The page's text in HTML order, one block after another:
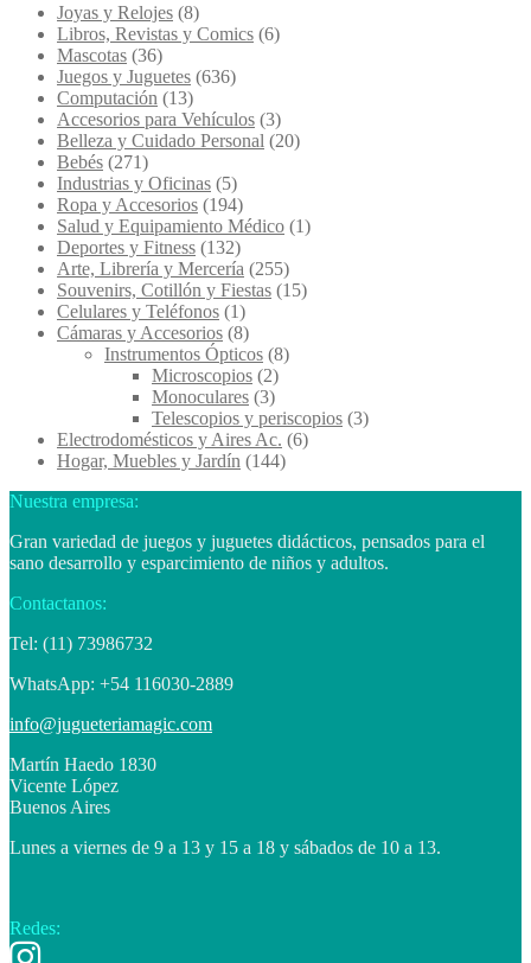
Joyas y Relojes (8)
Libros, Revistas y Comics (6)
Mascotas (36)
Juegos y Juguetes (636)
Computación (13)
Accesorios para Vehículos (3)
Belleza y Cuidado Personal (20)
Bebés (271)
Industrias y Oficinas (5)
Ropa y Accesorios (194)
Salud y Equipamiento Médico (1)
Deportes y Fitness (132)
Arte, Librería y Mercería (255)
Souvenirs, Cotillón y Fiestas (15)
Celulares y Teléfonos (1)
Cámaras y Accesorios (8)
Instrumentos Ópticos (8)
Microscopios (2)
Monoculares (3)
Telescopios y periscopios (3)
Electrodomésticos y Aires Ac. (6)
Hogar, Muebles y Jardín (144)
Nuestra empresa:
Gran variedad de juegos y juguetes didácticos, pensados para el
sano desarrollo y esparcimiento de niños y adultos.
Contactanos:
Tel: (11) 73986732
WhatsApp: +54 116030-2889
info@jugueteriamagic.com
Martín Haedo 1830
Vicente López
Buenos Aires
Lunes a viernes de 9 a 13 y 15 a 18 y sábados de 10 a 13.
Redes: